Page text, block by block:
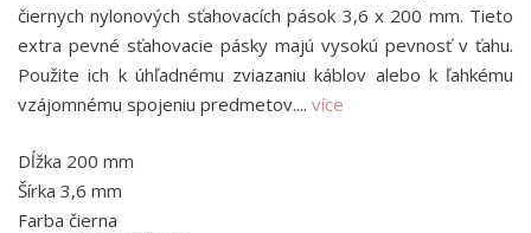
čiernych nylonových sťahovacích pások 3,6 x 200 mm. Tieto
extra pevné sťahovacie pásky majú vysokú pevnosť v ťahu.
Použite ich k úhľadnému zviazaniu káblov alebo k ľahkému
vzájomnému spojeniu predmetov.... více
Dĺžka 200 mm
Šírka 3,6 mm
Farba čierna